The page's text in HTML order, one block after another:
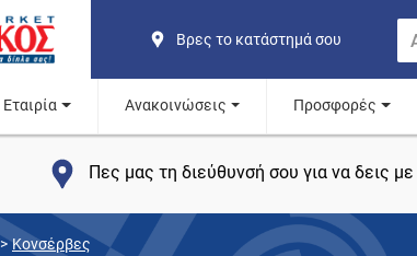
Βρες το κατάστημά σου
Εταιρία Ανακοινώσεις Προσφορές
Πες μας τη διεύθυνσή σου για να δεις
> Κονσέρβες